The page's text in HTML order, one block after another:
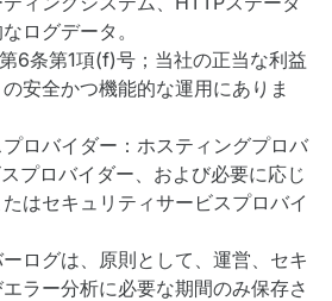
ログデータ。
6条第1項(f)号；当社の正当な利益
安全かつ機能的な運用にありま
ロバイダー：ホスティングプロバ
プロバイダー、および必要に応じ
はセキュリティサービスプロバイ
ログは、原則として、運営、セキ
ラー分析に必要な期間のみ保存さ